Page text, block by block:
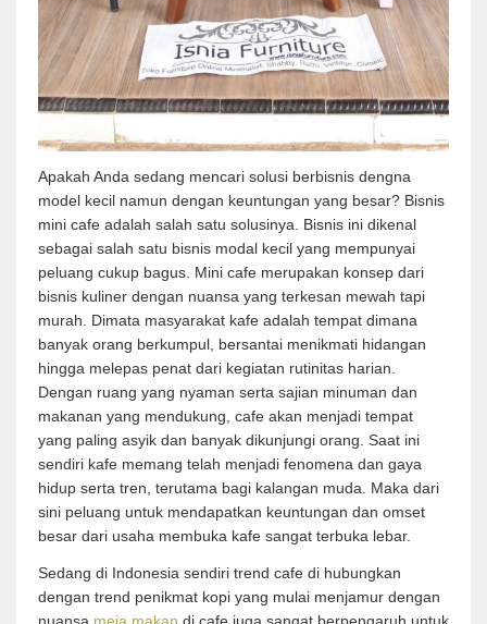
Apakah Anda sedang mencari solusi berbisnis dengna
model kecil namun dengan keuntungan yang besar? Bisnis
mini cafe adalah salah satu solusinya. Bisnis ini dikenal
sebagai salah satu bisnis modal kecil yang mempunyai
peluang cukup bagus. Mini cafe merupakan konsep dari
bisnis kuliner dengan nuansa yang terkesan mewah tapi
murah. Dimata masyarakat kafe adalah tempat dimana
banyak orang berkumpul, bersantai menikmati hidangan
hingga melepas penat dari kegiatan rutinitas harian.
Dengan ruang yang nyaman serta sajian minuman dan
makanan yang mendukung, cafe akan menjadi tempat
yang paling asyik dan banyak dikunjungi orang. Saat ini
sendiri kafe memang telah menjadi fenomena dan gaya
hidup serta tren, terutama bagi kalangan muda. Maka dari
sini peluang untuk mendapatkan keuntungan dan omset
besar dari usaha membuka kafe sangat terbuka lebar.
Sedang di Indonesia sendiri trend cafe di hubungkan
dengan trend penikmat kopi yang mulai menjamur dengan